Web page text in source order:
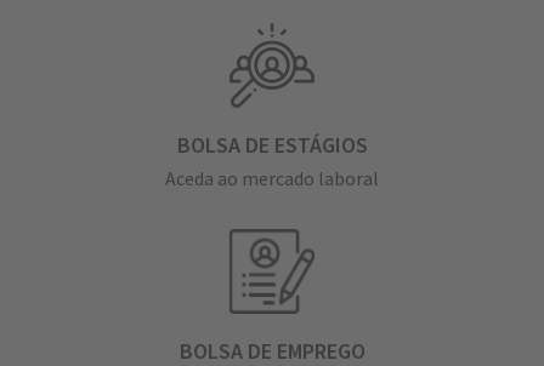
BOLSA DE ESTÁGIOS
Aceda ao mercado laboral
BOLSA DE EMPREGO